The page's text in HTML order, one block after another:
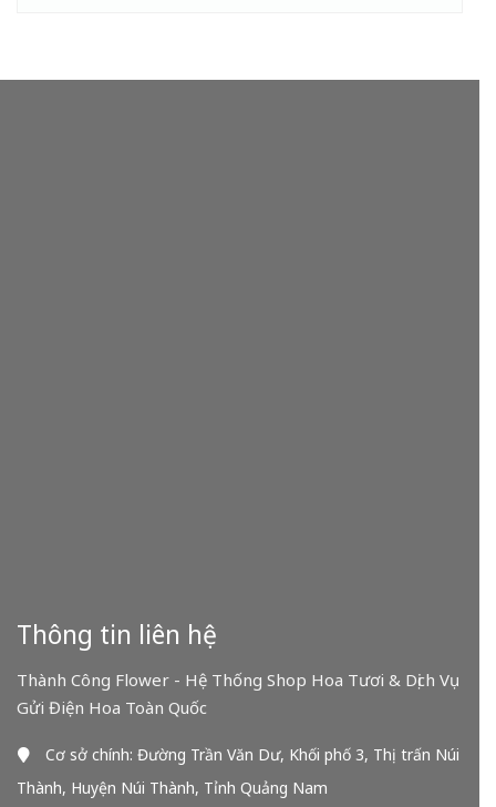
Thông tin liên hệ
Thành Công Flower - Hệ Thống Shop Hoa Tươi & Dịch Vụ
Gửi Điện Hoa Toàn Quốc
Cơ sở chính: Đường Trần Văn Dư, Khối phố 3, Thị trấn Núi
Thành, Huyện Núi Thành, Tỉnh Quảng Nam